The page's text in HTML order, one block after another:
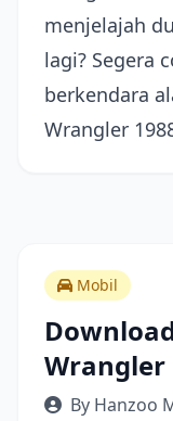
menjelajah
lagi? Segera
berkendara
Wrangler
Mobil
Wrangler
By Hanzoo